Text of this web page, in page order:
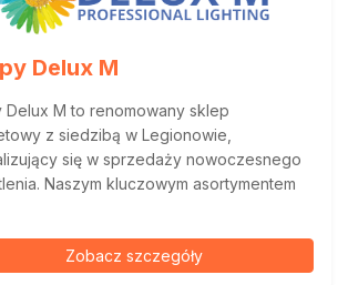
Delux M
Delux M to renomowany sklep
z siedzibą w Legionowie,
się w sprzedaży nowoczesnego
Naszym kluczowym asortymentem
Zobacz szczegóły